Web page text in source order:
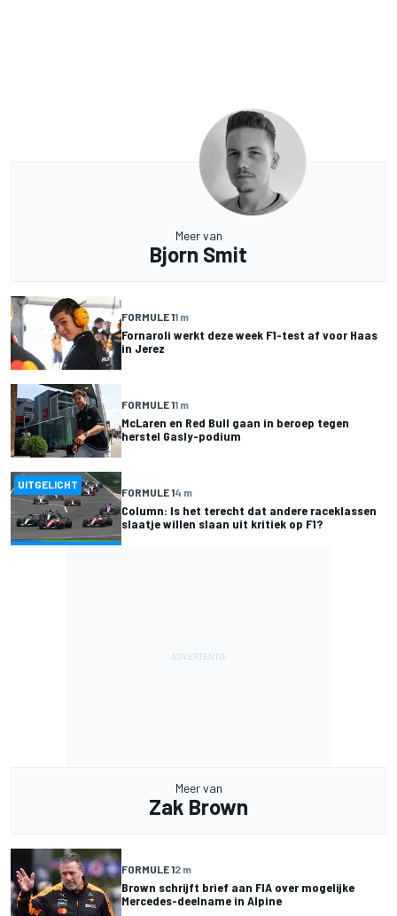
Meer van
Bjorn Smit
FORMULE 11 m
Fornaroli werkt deze week F1-test af voor Haas
in Jerez
FORMULE 11 m
McLaren en Red Bull gaan in beroep tegen
herstel Gasly-podium
UITGELICHT
FORMULE 14 m
Column: Is het terecht dat andere raceklassen
slaatje willen slaan uit kritiek op F1?
Meer van
Zak Brown
FORMULE 12 m
Brown schrijft brief aan FIA over mogelijke
Mercedes-deelname in Alpine